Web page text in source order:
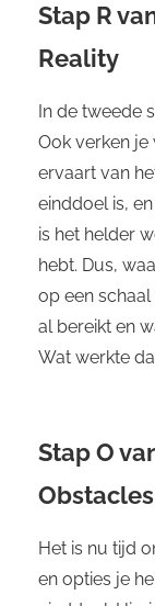
Stap R
Reality
In de tweede
Ook verken
ervaart van
einddoel is,
is het helder
hebt. Dus,
op een
al bereikt en
Wat werkte
Stap O
Het is nu tijd
en opties je